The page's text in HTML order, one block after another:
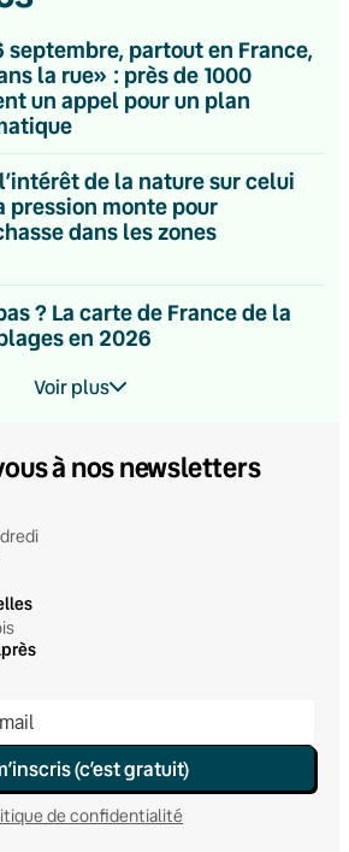
septembre, partout en France,
la rue» : près de 1000
un appel pour un plan
de la nature sur celui
pression monte pour
dans les zones
? La carte de France de la
en 2026
Voir plus
à nos newsletters
(c’est gratuit)
de confidentialité